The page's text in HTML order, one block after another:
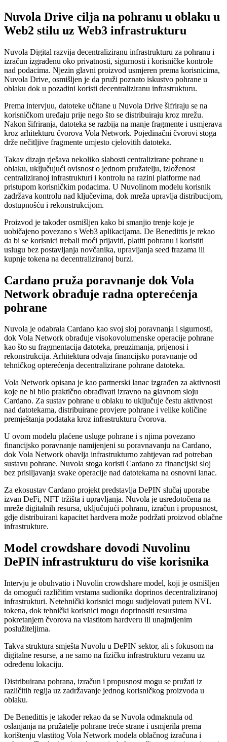
Nuvola Drive cilja na pohranu u oblaku u
Web2 stilu uz Web3 infrastrukturu
Nuvola Digital razvija decentraliziranu infrastrukturu za pohranu i
izračun izgrađenu oko privatnosti, sigurnosti i korisničke kontrole
nad podacima. Njezin glavni proizvod usmjeren prema korisnicima,
Nuvola Drive, osmišljen je da pruži poznato iskustvo pohrane u
oblaku dok u pozadini koristi decentraliziranu infrastrukturu.
Prema intervjuu, datoteke učitane u Nuvola Drive šifriraju se na
korisničkom uređaju prije nego što se distribuiraju kroz mrežu.
Nakon šifriranja, datoteka se razbija na manje fragmente i usmjerava
kroz arhitekturu čvorova Vola Network. Pojedinačni čvorovi stoga
drže nečitljive fragmente umjesto cjelovitih datoteka.
Takav dizajn rješava nekoliko slabosti centralizirane pohrane u
oblaku, uključujući ovisnost o jednom pružatelju, izloženost
centraliziranoj infrastrukturi i kontrolu na razini platforme nad
pristupom korisničkim podacima. U Nuvolinom modelu korisnik
zadržava kontrolu nad ključevima, dok mreža upravlja distribucijom,
dostupnošću i rekonstrukcijom.
Proizvod je također osmišljen kako bi smanjio trenje koje je
uobičajeno povezano s Web3 aplikacijama. De Benedittis je rekao
da bi se korisnici trebali moći prijaviti, platiti pohranu i koristiti
uslugu bez postavljanja novčanika, upravljanja seed frazama ili
kupnje tokena na decentraliziranoj burzi.
Cardano pruža poravnanje dok Vola
Network obrađuje radna opterećenja
pohrane
Nuvola je odabrala Cardano kao svoj sloj poravnanja i sigurnosti,
dok Vola Network obrađuje visokovolumenske operacije pohrane
kao što su fragmentacija datoteka, preuzimanja, prijenosi i
rekonstrukcija. Arhitektura odvaja financijsko poravnanje od
tehničkog opterećenja decentralizirane pohrane datoteka.
Vola Network opisana je kao partnerski lanac izgrađen za aktivnosti
koje ne bi bilo praktično obrađivati izravno na glavnom sloju
Cardano. Za sustav pohrane u oblaku to uključuje čestu aktivnost
nad datotekama, distribuirane provjere pohrane i velike količine
premještanja podataka kroz infrastrukturu čvorova.
U ovom modelu plaćene usluge pohrane i s njima povezano
financijsko poravnanje namijenjeni su poravnavanju na Cardano,
dok Vola Network obavlja infrastrukturno zahtjevan rad potreban
sustavu pohrane. Nuvola stoga koristi Cardano za financijski sloj
bez prisiljavanja svake operacije nad datotekama na osnovni lanac.
Za ekosustav Cardano projekt predstavlja DePIN slučaj uporabe
izvan DeFi, NFT tržišta i upravljanja. Nuvola je usredotočena na
mreže digitalnih resursa, uključujući pohranu, izračun i propusnost,
gdje distribuirani kapacitet hardvera može podržati proizvod oblačne
infrastrukture.
Model crowdshare dovodi Nuvolinu
DePIN infrastrukturu do više korisnika
Intervju je obuhvatio i Nuvolin crowdshare model, koji je osmišljen
da omogući različitim vrstama sudionika doprinos decentraliziranoj
infrastrukturi. Netehnički korisnici mogu sudjelovati putem NVL
tokena, dok tehnički korisnici mogu doprinositi resursima
pokretanjem čvorova na vlastitom hardveru ili unajmljenim
poslužiteljima.
Takva struktura smješta Nuvolu u DePIN sektor, ali s fokusom na
digitalne resurse, a ne samo na fizičku infrastrukturu vezanu uz
određenu lokaciju.
Distribuirana pohrana, izračun i propusnost mogu se pružati iz
različitih regija uz zadržavanje jednog korisničkog proizvoda u
oblaku.
De Benedittis je također rekao da se Nuvola odmaknula od
oslanjanja na pružatelje pohrane treće strane i usmjerila prema
korištenju vlastitog Vola Network modela oblačnog izračuna i